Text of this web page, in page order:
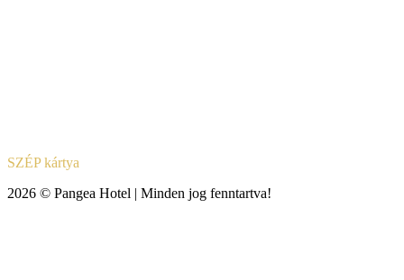
SZÉP kártya
2026 © Pangea Hotel | Minden jog fenntartva!